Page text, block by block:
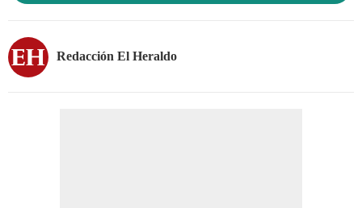
Redacción El Heraldo